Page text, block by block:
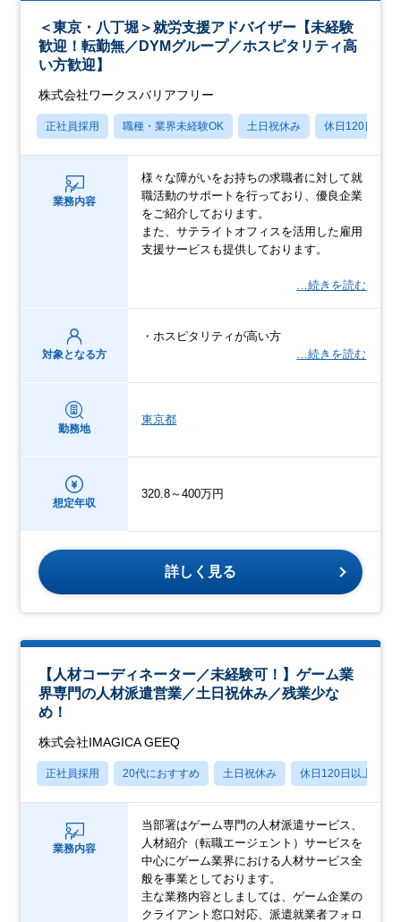
＜東京・八丁堀＞就労支援アドバイザー【未経験
歓迎！転勤無／DYMグループ／ホスピタリティ高
い方歓迎】
株式会社ワークスバリアフリー
正社員採用 職種・業界未経験OK 土日祝休み 休日120日以上
業務内容
様々な障がいをお持ちの求職者に対して就
職活動のサポートを行っており、優良企業
をご紹介しております。
また、サテライトオフィスを活用した雇用
支援サービスも提供しております。
…続きを読む
対象となる方
・ホスピタリティが高い方
…続きを読む
勤務地
東京都
想定年収
320.8～400万円
詳しく見る
【人材コーディネーター／未経験可！】ゲーム業
界専門の人材派遣営業／土日祝休み／残業少な
め！
株式会社IMAGICA GEEQ
正社員採用 20代におすすめ 土日祝休み 休日120日以上
業務内容
当部署はゲーム専門の人材派遣サービス、
人材紹介（転職エージェント）サービスを
中心にゲーム業界における人材サービス全
般を事業としております。
主な業務内容としましては、ゲーム企業の
クライアント窓口対応、派遣就業者フォロ